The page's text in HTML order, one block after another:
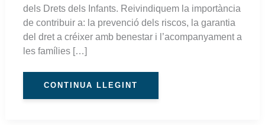
dels Drets dels Infants. Reivindiquem la importància
de contribuir a: la prevenció dels riscos, la garantia
del dret a créixer amb benestar i l’acompanyament a
les famílies […]
CONTINUA LLEGINT